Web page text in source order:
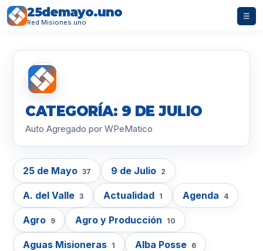
25demayo.uno
Red Misiones.uno
☰
CATEGORÍA: 9 DE JULIO
Auto Agregado por WPeMatico
25 de Mayo 37 9 de Julio 2
A. del Valle 3 Actualidad 1 Agenda 4
Agro 9 Agro y Producción 10
Aguas Misioneras 1 Alba Posse 6